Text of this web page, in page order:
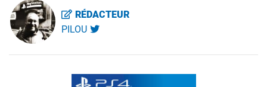
RÉDACTEUR
PILOU